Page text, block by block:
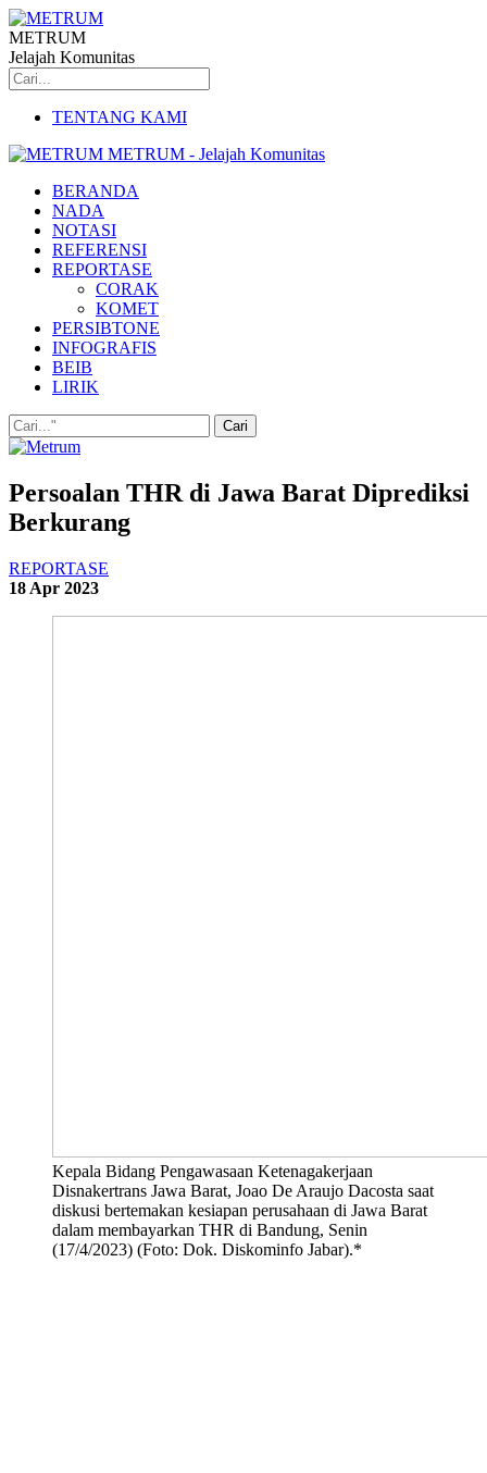
METRUM
Jelajah Komunitas
TENTANG KAMI
METRUM - Jelajah Komunitas
BERANDA
NADA
NOTASI
REFERENSI
REPORTASE
CORAK
KOMET
PERSIBTONE
INFOGRAFIS
BEIB
LIRIK
Persoalan THR di Jawa Barat Diprediksi
Berkurang
REPORTASE
18 Apr 2023
Kepala Bidang Pengawasaan Ketenagakerjaan
Disnakertrans Jawa Barat, Joao De Araujo Dacosta saat
diskusi bertemakan kesiapan perusahaan di Jawa Barat
dalam membayarkan THR di Bandung, Senin
(17/4/2023) (Foto: Dok. Diskominfo Jabar).*